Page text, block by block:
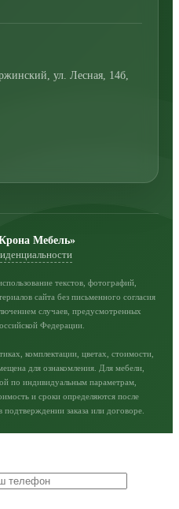
, ул. Лесная, 14б,
Мебель»
текстов, фотографий,
сайта без письменного согласия
случаев, предусмотренных
Федерации.
комплектации, цветах, стоимости,
для ознакомления. Для мебели,
по индивидуальным параметрам,
и сроки определяются после
подтверждении заказа или договоре.